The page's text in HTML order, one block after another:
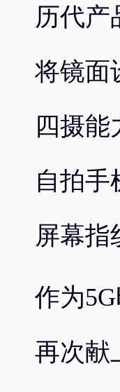
历代产
将镜面
四摄
自拍手
屏幕指
作为
再次献